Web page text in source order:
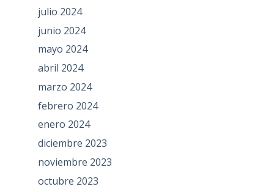
julio 2024
junio 2024
mayo 2024
abril 2024
marzo 2024
febrero 2024
enero 2024
diciembre 2023
noviembre 2023
octubre 2023